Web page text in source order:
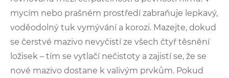
mycím nebo prašném prostředí zabraňuje lepkavý,
voděodolný tuk vymývání a korozi. Mazejte, dokud
se čerstvé mazivo nevyčistí ze všech čtyř těsnění
ložisek – tím se vytlačí nečistoty a zajistí se, že se
nové mazivo dostane k valivým prvkům. Pokud